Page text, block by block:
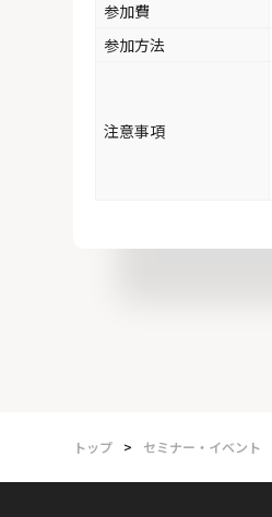
参加費
参加方法
注意事項
トップ > セミナー・イベント